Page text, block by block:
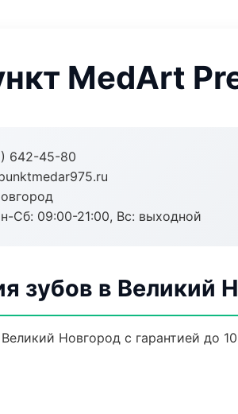
MedArt
642-45-80
Сб: 09:00-21:00, Вс: выходной
зубов в Великий
Новгород с гарантией до